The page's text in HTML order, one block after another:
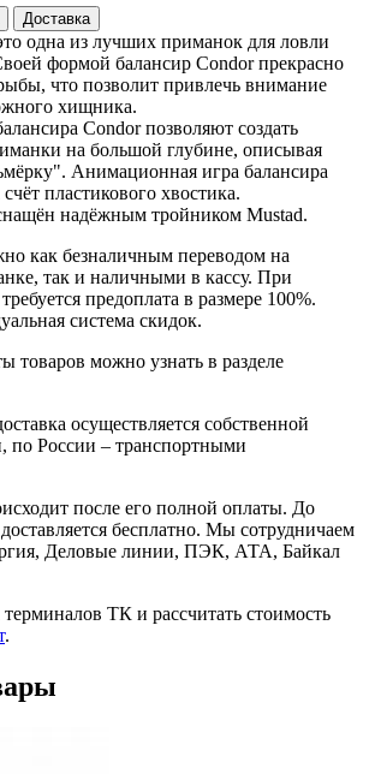
Доставка
одна из лучших приманок для ловли
формой балансир Condor прекрасно
что позволит привлечь внимание
хищника.
Condor позволяют создать
на большой глубине, описывая
Анимационная игра балансира
счёт пластикового хвостика.
надёжным тройником Mustad.
как безналичным переводом на
так и наличными в кассу. При
предоплата в размере 100%.
система скидок.
товаров можно узнать в разделе
осуществляется собственной
по России – транспортными
после его полной оплаты. До
бесплатно. Мы сотрудничаем
Деловые линии, ПЭК, АТА, Байкал
ТК и рассчитать стоимость
.